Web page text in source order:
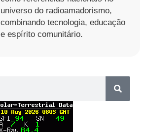
universo do radioamadorismo,
combinando tecnologia, educação
e espírito comunitário.